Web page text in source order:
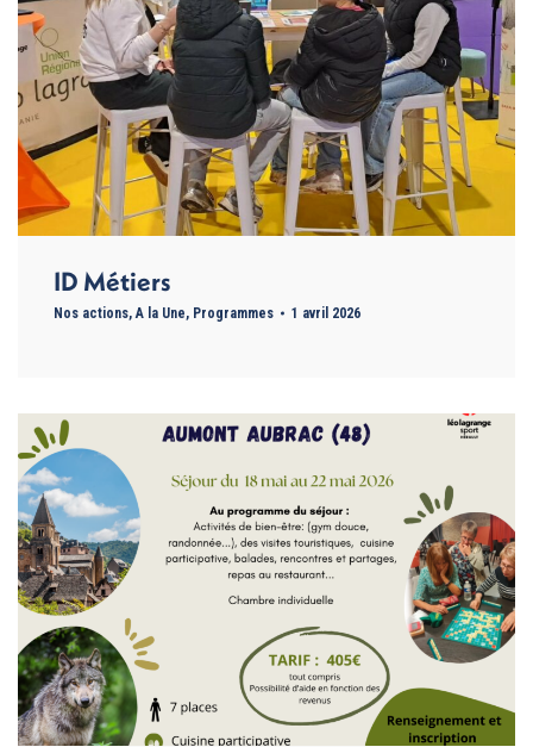
ID Métiers
Nos actions,A la Une, Programmes 1 avril 2026